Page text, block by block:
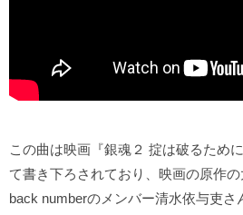
この曲は映画『銀魂２ 掟は破るため
て書き下ろされており、映画の原作
back numberのメンバー清水依与吏さ